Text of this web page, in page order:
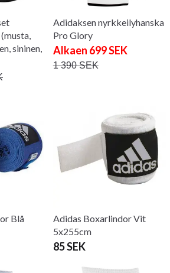
sininen,
Adidaksen nyrkkeilyhanska
Pro Glory
Alkaen 699 SEK
1 390 SEK
Blå
Adidas Boxarlindor Vit
5x255cm
85 SEK